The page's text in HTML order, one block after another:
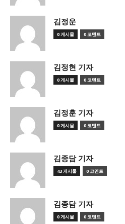
김정운
0 게시물 0 코멘트
김정현 기자
0 게시물 0 코멘트
김정훈 기자
0 게시물 0 코멘트
김종담 기자
43 게시물 0 코멘트
김종담 기자
0 게시물 0 코멘트